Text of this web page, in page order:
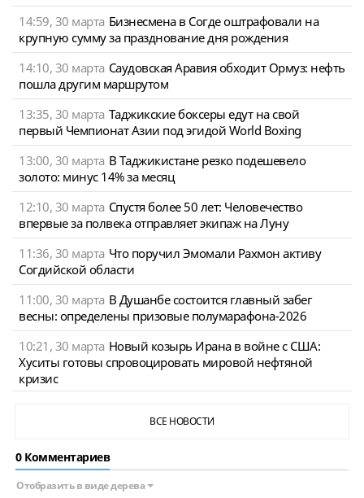
14:59, 30 марта Бизнесмена в Согде оштрафовали на
крупную сумму за празднование дня рождения
14:10, 30 марта Саудовская Аравия обходит Ормуз: нефть
пошла другим маршрутом
13:35, 30 марта Таджикские боксеры едут на свой
первый Чемпионат Азии под эгидой World Boxing
13:00, 30 марта В Таджикистане резко подешевело
золото: минус 14% за месяц
12:10, 30 марта Спустя более 50 лет: Человечество
впервые за полвека отправляет экипаж на Луну
11:36, 30 марта Что поручил Эмомали Рахмон активу
Согдийской области
11:00, 30 марта В Душанбе состоится главный забег
весны: определены призовые полумарафона-2026
10:21, 30 марта Новый козырь Ирана в войне с США:
Хуситы готовы спровоцировать мировой нефтяной
кризис
ВСЕ НОВОСТИ
0 Комментариев
Отобразить в виде дерева